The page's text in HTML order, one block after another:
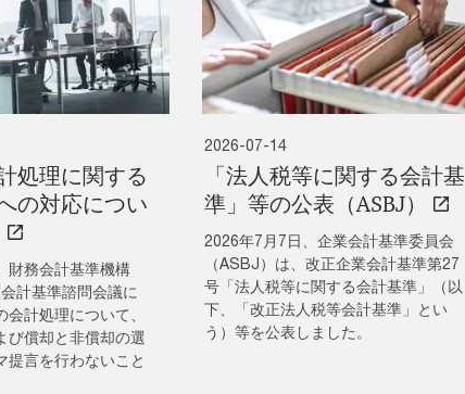
処理に関する
の対応につい
財務会計基準機構
会計基準諮問会議に
計処理について、
び償却と非償却の選
提言を行わないこと
2026-07-14
「法人税等に関する会計基
準」等の公表（ASBJ）
2026年7月7日、企業会計基準委員会
（ASBJ）は、改正企業会計基準第27
号「法人税等に関する会計基準」（以
下、「改正法人税等会計基準」とい
う）等を公表しました。